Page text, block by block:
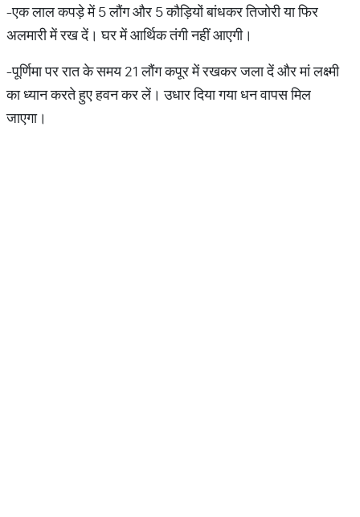
-एक लाल कपड़े में 5 लौंग और 5 कौड़ियों बांधकर तिजोरी या फिर
अलमारी में रख दें। घर में आर्थिक तंगी नहीं आएगी।
-पूर्णिमा पर रात के समय 21 लौंग कपूर में रखकर जला दें और मां लक्ष्मी
का ध्यान करते हुए हवन कर लें। उधार दिया गया धन वापस मिल
जाएगा।